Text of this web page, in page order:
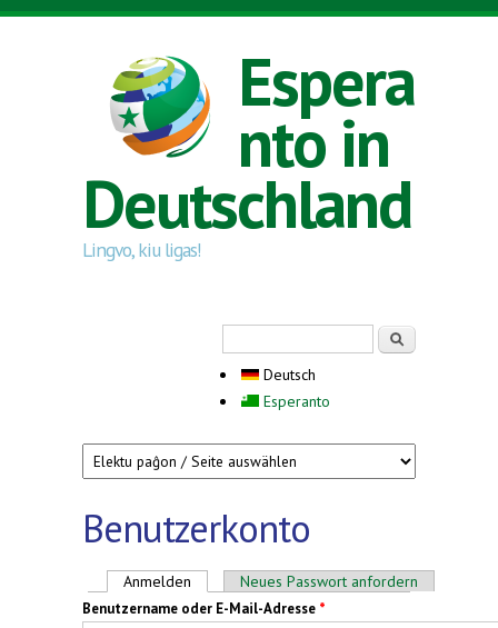
Direkt zum Inhalt
Espera
nto in
Deutschland
Lingvo, kiu ligas!
Deutsch
Esperanto
Benutzerkonto
Haupt-Reiter
Anmelden (aktiver Reiter)
Neues Passwort anfordern
Benutzername oder E-Mail-Adresse *